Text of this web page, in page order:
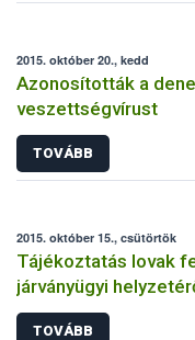
2015. október 20., kedd
Azonosították a
veszettségvírust
TOVÁBB
2015. október 15., csütörtök
Tájékoztatás lovak
járványügyi
TOVÁBB